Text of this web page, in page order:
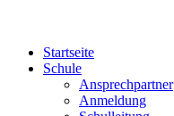
Startseite
Schule
Ansprechpartner
Anmeldung